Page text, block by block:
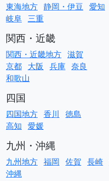
東海地方 静岡・伊豆 愛知
岐阜 三重
関西・近畿
関西・近畿地方 滋賀
京都 大阪 兵庫 奈良
和歌山
四国
四国地方 香川
徳島
高知 愛媛
九州・沖縄
九州地方 福岡 佐賀 長崎
沖縄